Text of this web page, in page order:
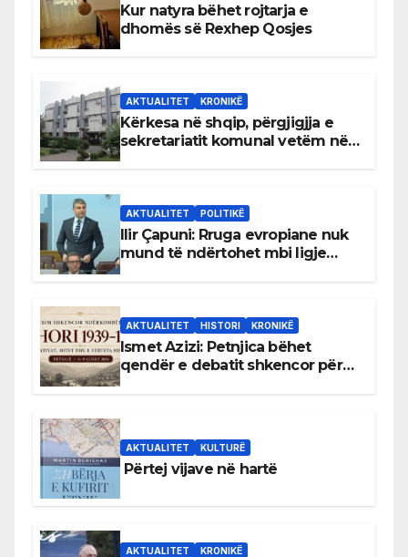
Kur natyra bëhet rojtarja e
dhomës së Rexhep Qosjes
AKTUALITET KRONIKË
Kërkesa në shqip, përgjigjja e
sekretariatit komunal vetëm në
AKTUALITET POLITIKË
Ilir Çapuni: Rruga evropiane nuk
mund të ndërtohet mbi ligje
AKTUALITET HISTORI KRONIKË
Ismet Azizi: Petnjica bëhet
qendër e debatit shkencor për
AKTUALITET KULTURË
Përtej vijave në hartë
AKTUALITET KRONIKË